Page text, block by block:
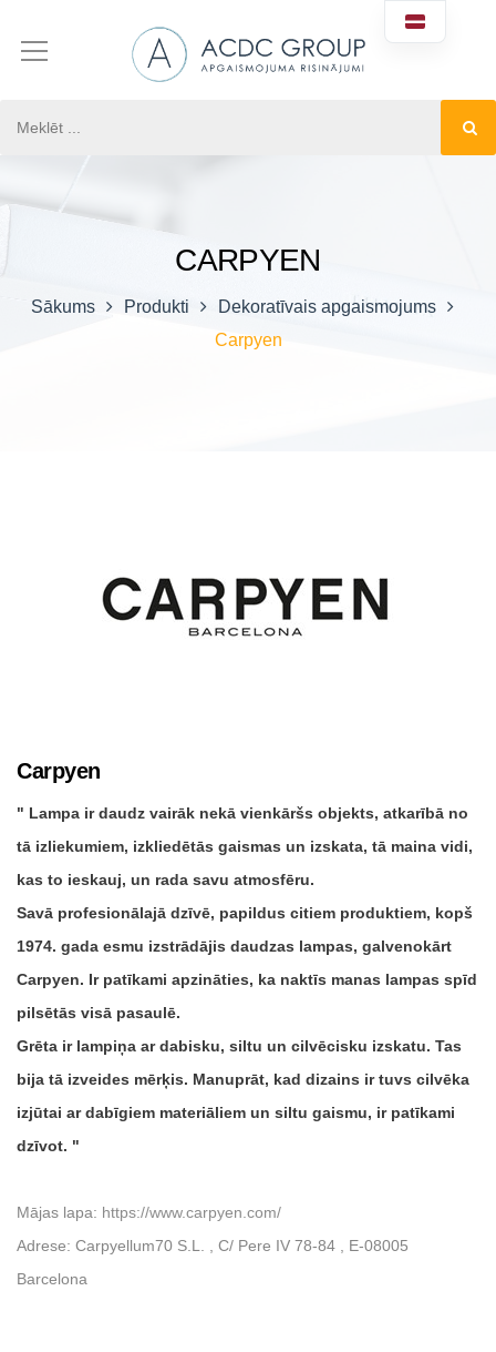
CARPYEN
Sākums Produkti
Dekoratīvais apgaismojums
Carpyen
Carpyen
Lampa ir daudz vairāk nekā vienkāršs objekts, atkarībā no
tā izliekumiem, izkliedētās gaismas un izskata, tā maina vidi,
kas to ieskauj, un rada savu atmosfēru.
Savā profesionālajā dzīvē, papildus citiem produktiem, kopš
1974. gada esmu izstrādājis daudzas lampas, galvenokārt
Carpyen. Ir patīkami apzināties, ka naktīs manas lampas spīd
pilsētās visā pasaulē.
Grēta ir lampiņa ar dabisku, siltu un cilvēcisku izskatu. Tas
bija tā izveides mērķis. Manuprāt, kad dizains ir tuvs cilvēka
izjūtai ar dabīgiem materiāliem un siltu gaismu, ir patīkami
dzīvot.
Mājas lapa: https://www.carpyen.com/
Adrese: Carpyellum70 S.L. , C/ Pere IV 78-84 , E-08005
Barcelona